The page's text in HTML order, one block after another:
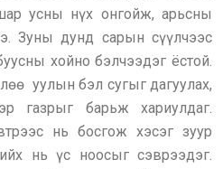
усны нүх онгойж, арьсны
Зуны дунд сарын сүүлчээс
хойно бэлчээдэг ёстой.
уулын бэл сугыг дагуулах,
газрыг барьж хариулдаг.
нь босгож хэсэг зуур
нь үс ноосыг сэврээдэг.